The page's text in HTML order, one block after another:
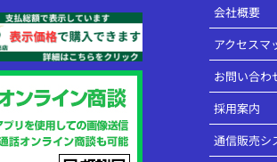
会社概要
アクセスマ
お問い合わ
採用案内
通信販売シ